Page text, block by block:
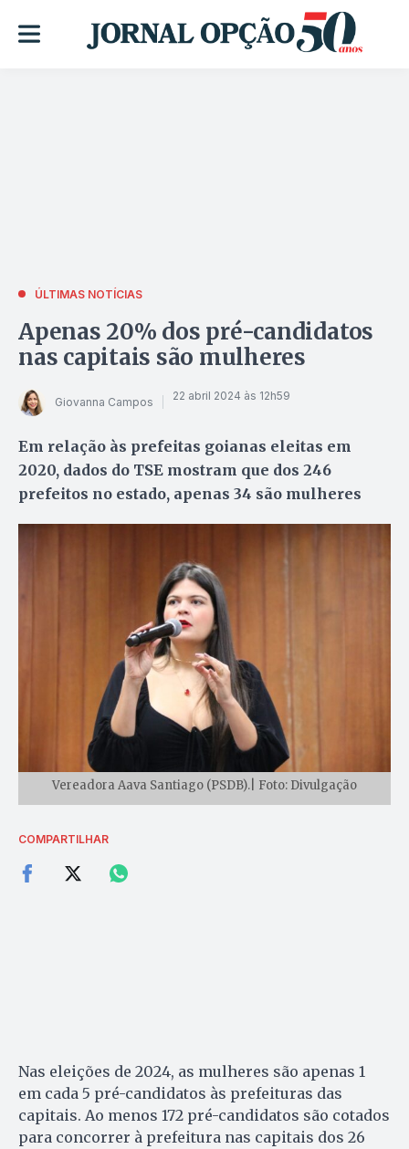
ÚLTIMAS NOTÍCIAS
Apenas 20% dos pré-candidatos
nas capitais são mulheres
Giovanna Campos 22 abril 2024 às 12h59
Em relação às prefeitas goianas eleitas em
2020, dados do TSE mostram que dos 246
prefeitos no estado, apenas 34 são mulheres
Vereadora Aava Santiago (PSDB).| Foto: Divulgação
COMPARTILHAR
Nas eleições de 2024, as mulheres são apenas 1
em cada 5 pré-candidatos às prefeituras das
capitais. Ao menos 172 pré-candidatos são cotados
para concorrer à prefeitura nas capitais dos 26